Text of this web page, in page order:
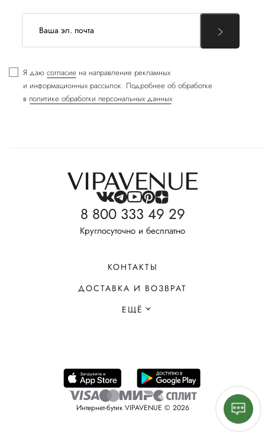
Я даю согласие на направление рекламных
и информационных рассылок. Подробнее об обработке
в политике обработки персональных данных
8 800 333 49 29
Круглосуточно и бесплатно
КОНТАКТЫ
ДОСТАВКА И ВОЗВРАТ
ЕЩЁ
Интернет-бутик VIPAVENUE © 2026